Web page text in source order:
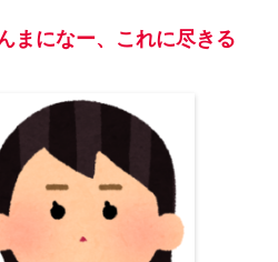
まになー、これに尽きる